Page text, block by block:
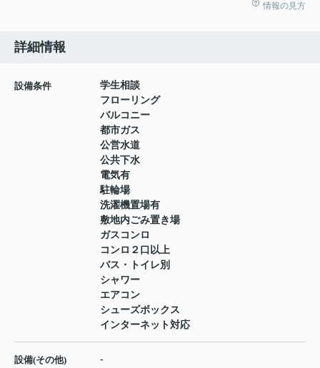
情報の見方
詳細情報
設備条件
学生相談
フローリング
バルコニー
都市ガス
公営水道
公共下水
電気有
駐輪場
洗濯機置場有
敷地内ごみ置き場
ガスコンロ
コンロ２口以上
バス・トイレ別
シャワー
エアコン
シューズボックス
インターネット対応
設備(その他) -